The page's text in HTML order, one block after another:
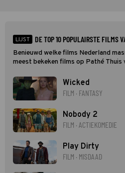
LIJST DE TOP 10 POPULAIRSTE FILMS
Benieuwd welke films Nederland
meest bekeken films op Pathé Thuis
Wicked
FILM · FANTASY
Nobody 2
FILM · ACTIEKOMEDIE
Play Dirty
FILM · MISDAAD